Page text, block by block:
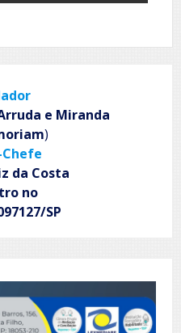
e Miranda
)
da Costa
no
SP